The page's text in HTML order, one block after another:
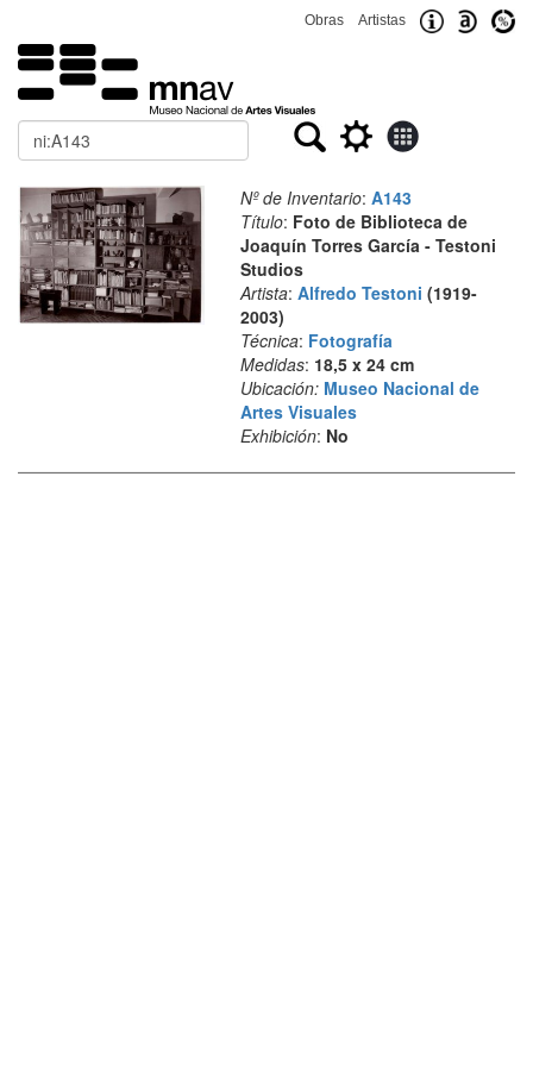
Obras Artistas
Buscar
Nº de Inventario: A143
Título: Foto de Biblioteca de
Joaquín Torres García - Testoni
Studios
Artista: Alfredo Testoni (1919-
2003)
Técnica: Fotografía
Medidas: 18,5 x 24 cm
Ubicación: Museo Nacional de
Artes Visuales
Exhibición: No